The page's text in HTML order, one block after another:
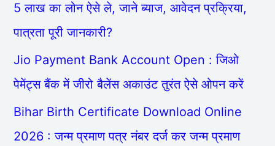
5 लाख का लोन ऐसे ले, जाने ब्याज, आवेदन प्रक्रिया,
पात्रता पूरी जानकारी?
Jio Payment Bank Account Open : जिओ
पेमेंट्स बैंक में जीरो बैलेंस अकाउंट तुरंत ऐसे ओपन करें
Bihar Birth Certificate Download Online
2026 : जन्म प्रमाण पत्र नंबर दर्ज कर जन्म प्रमाण